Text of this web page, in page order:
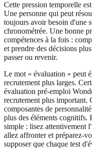
Cette pression temporelle
Une personne qui peut
toujours avoir besoin d'une
chronométrée. Une bonne
compétences à la fois :
et prendre des décisions
passer ou revenir.
Le mot « évaluation » peut
recrutement plus larges.
évaluation pré-emploi
recrutement plus important.
composantes de
plus des éléments cognitifs.
simple : lisez attentivement
allez affronter et préparez-
supposer que chaque test